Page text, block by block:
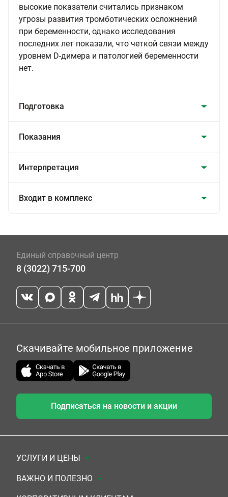
высокие показатели считались признаком
угрозы развития тромботических осложнений
при беременности, однако исследования
последних лет показали, что четкой связи между
уровнем D-димера и патологией беременности
нет.
Подготовка
Показания
Интерпретация
Входит в комплекс
Единый справочный центр
8 (3022) 715-700
Скачивайте мобильное приложение
Подписаться на новости и акции
УСЛУГИ И ЦЕНЫ
Анализы
ВАЖНО И ПОЛЕЗНО